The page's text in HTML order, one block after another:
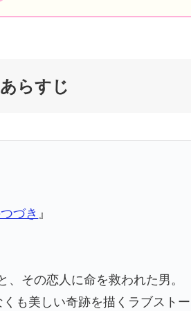
らすじ
づき 』
その恋人に命を救われた男。
も美しい奇跡を描くラブストー